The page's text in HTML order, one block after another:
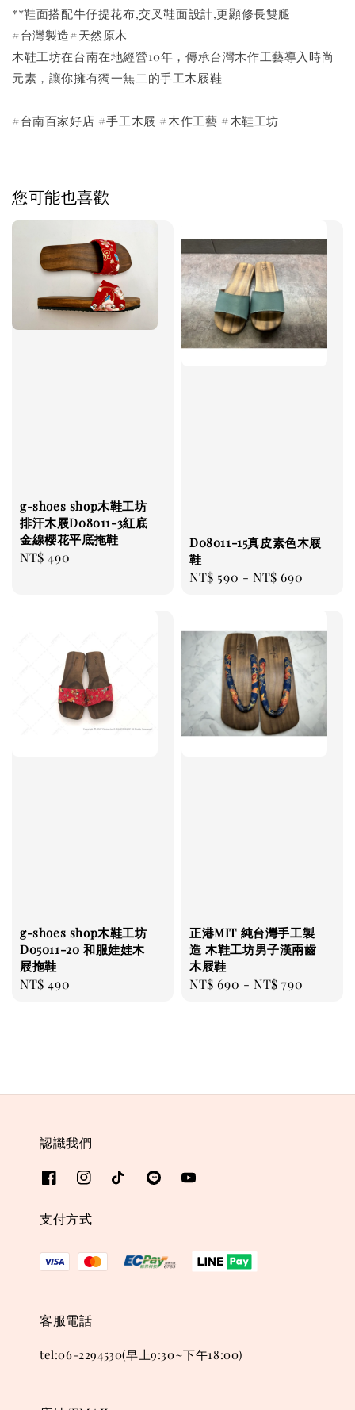
**鞋面搭配牛仔提花布,交叉鞋面設計,更顯修長雙腿
#台灣製造#天然原木
木鞋工坊在台南在地經營10年，傳承台灣木作工藝導入時尚
元素，讓你擁有獨一無二的手工木屐鞋
#台南百家好店 #手工木屐 #木作工藝 #木鞋工坊
您可能也喜歡
g-shoes shop木鞋工坊
排汗木屐D08011-3紅底
金線櫻花平底拖鞋
Regular
NT$ 490
D08011-15真皮素色木屐
鞋
Regular
NT$ 590 -NT$ 690
g-shoes shop木鞋工坊
D05011-20 和服娃娃木
屐拖鞋
Regular
NT$ 490
正港MIT 純台灣手工製
造 木鞋工坊男子漢兩齒
木屐鞋
Regular
NT$ 690 -NT$ 790
認識我們
支付方式
客服電話
tel:06-2294530(早上9:30~下午18:00)